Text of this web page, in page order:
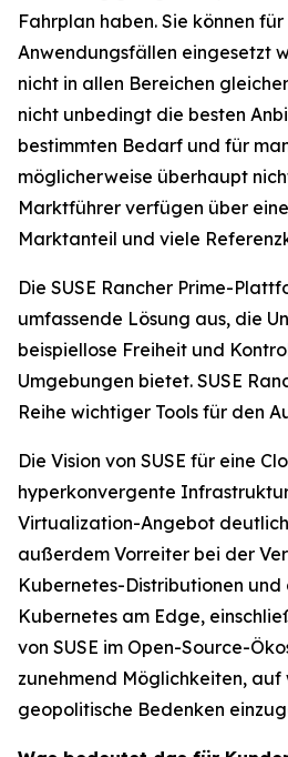
Fahrplan haben. Sie können
Anwendungsfällen eingesetzt
nicht in allen Bereichen
nicht unbedingt die besten
bestimmten Bedarf und für
möglicherweise überhaupt
Marktführer verfügen über
Marktanteil und viele
Die SUSE Rancher Prime-
umfassende Lösung aus, die
beispiellose Freiheit und
Umgebungen bietet. SUSE
Reihe wichtiger Tools für den
Die Vision von SUSE für eine
hyperkonvergente Infrastruktur
Virtualization-Angebot
außerdem Vorreiter bei der
Kubernetes-Distributionen
Kubernetes am Edge,
von SUSE im Open-Source-
zunehmend Möglichkeiten, auf
geopolitische Bedenken